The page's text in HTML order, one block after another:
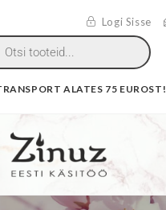
Logi Sisse
ALATES 75 EUROST!